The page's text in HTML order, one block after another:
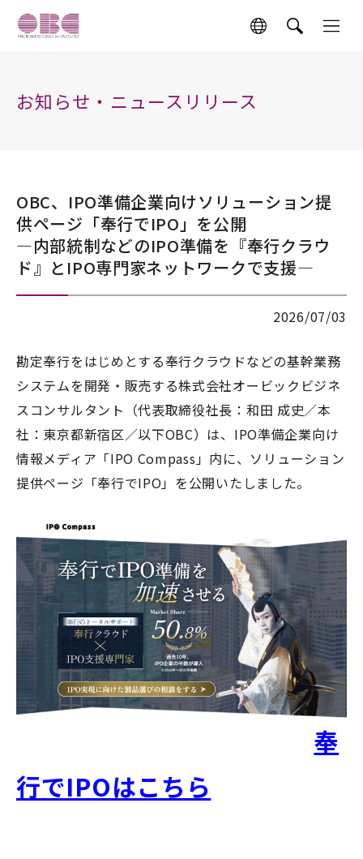
お知らせ・ニュースリリース
OBC、IPO準備企業向けソリューション提
供ページ「奉行でIPO」を公開
―内部統制などのIPO準備を『奉行クラウ
ド』とIPO専門家ネットワークで支援―
2026/07/03
勘定奉行をはじめとする奉行クラウドなどの基幹業務
システムを開発・販売する株式会社オービックビジネ
スコンサルタント（代表取締役社長：和田 成史／本
社：東京都新宿区／以下OBC）は、IPO準備企業向け
情報メディア「IPO Compass」内に、ソリューション
提供ページ「奉行でIPO」を公開いたしました。
奉
行でIPOはこちら